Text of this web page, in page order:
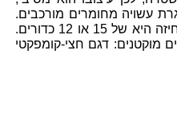
עשויה מחומרים מורכבים.
המחסנית המוחבאת בידית האחיזה היא של 15 או 12 כדורים.
שני דגמים מוקטנים: דגם חצי-קומפקטי